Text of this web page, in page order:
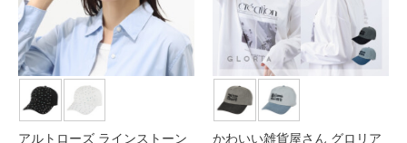
アルトローズ ラインストーン
かわいい雑貨屋さん グロリア